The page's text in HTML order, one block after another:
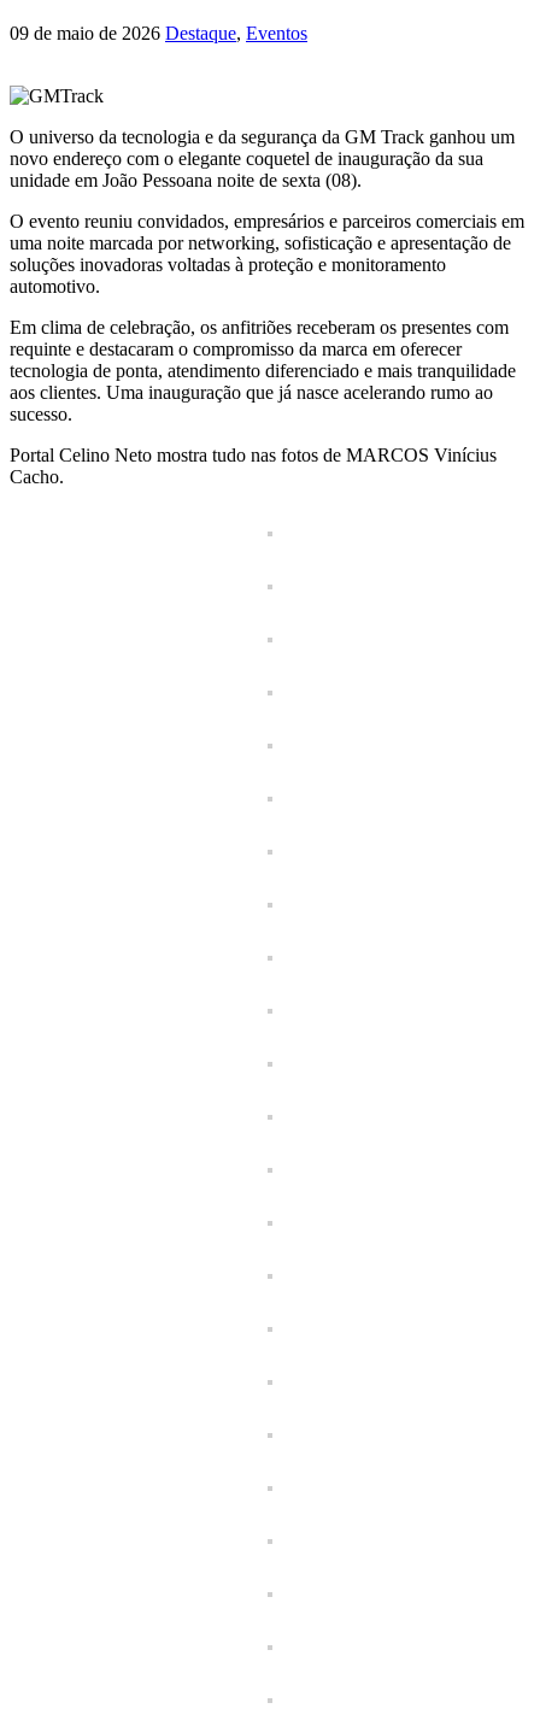
09 de maio de 2026 Destaque, Eventos
O universo da tecnologia e da segurança da GM Track ganhou um
novo endereço com o elegante coquetel de inauguração da sua
unidade em João Pessoana noite de sexta (08).
O evento reuniu convidados, empresários e parceiros comerciais em
uma noite marcada por networking, sofisticação e apresentação de
soluções inovadoras voltadas à proteção e monitoramento
automotivo.
Em clima de celebração, os anfitriões receberam os presentes com
requinte e destacaram o compromisso da marca em oferecer
tecnologia de ponta, atendimento diferenciado e mais tranquilidade
aos clientes. Uma inauguração que já nasce acelerando rumo ao
sucesso.
Portal Celino Neto mostra tudo nas fotos de MARCOS Vinícius
Cacho.